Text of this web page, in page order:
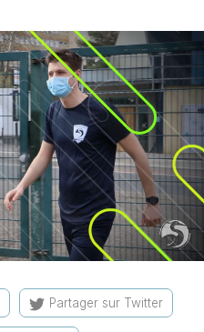
Partager sur Twitter